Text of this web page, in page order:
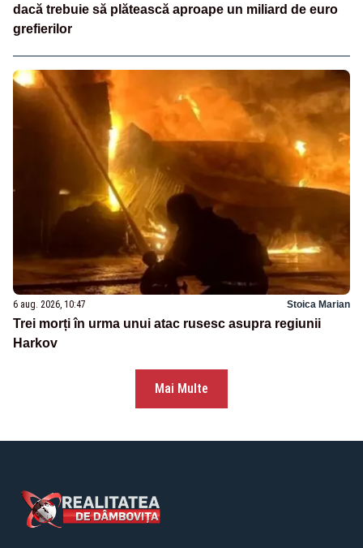
dacă trebuie să plătească aproape un miliard de euro
grefierilor
6 aug. 2026, 10:47 Stoica Marian
Trei morți în urma unui atac rusesc asupra regiunii
Harkov
Mai Multe